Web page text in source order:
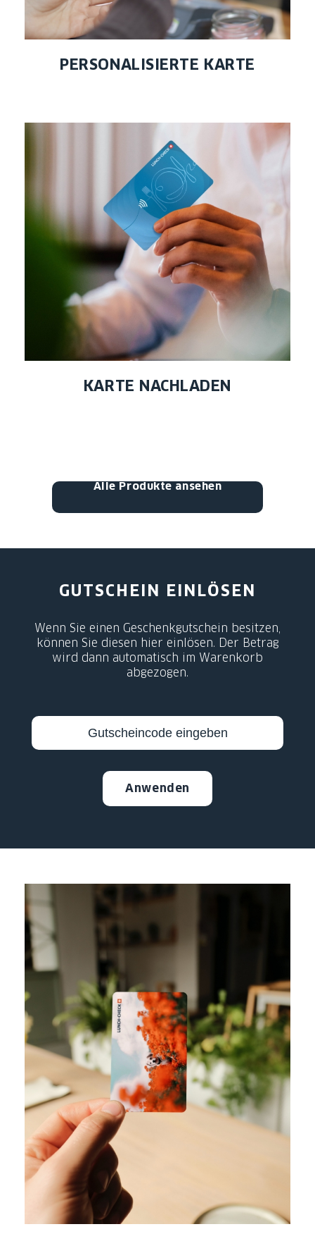
PERSONALISIERTE KARTE
KARTE NACHLADEN
Alle Produkte ansehen
GUTSCHEIN EINLÖSEN
Wenn Sie einen Geschenkgutschein besitzen,
können Sie diesen hier einlösen. Der Betrag
wird dann automatisch im Warenkorb
abgezogen.
Anwenden